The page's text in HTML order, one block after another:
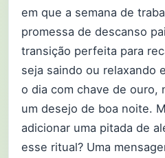
em que a semana de
promessa de descanso
transição perfeita para
seja saindo ou relaxando
o dia com chave de ouro,
um desejo de boa noite.
adicionar uma pitada de
esse ritual? Uma